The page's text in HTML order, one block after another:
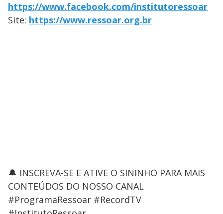
https://www.facebook.com/institutoressoar
Site: https://www.ressoar.org.br
🔔 INSCREVA-SE E ATIVE O SININHO PARA MAIS
CONTEÚDOS DO NOSSO CANAL
#ProgramaRessoar #RecordTV